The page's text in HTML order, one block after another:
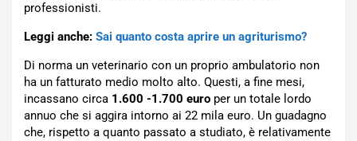
professionisti.
Leggi anche: Sai quanto costa aprire un agriturismo?
Di norma un veterinario con un proprio ambulatorio non
ha un fatturato medio molto alto. Questi, a fine mesi,
incassano circa 1.600 -1.700 euro per un totale lordo
annuo che si aggira intorno ai 22 mila euro. Un guadagno
che, rispetto a quanto passato a studiato, è relativamente